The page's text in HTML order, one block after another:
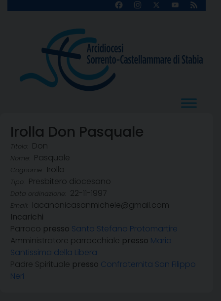
FacebookInstagram
X
YouTube
Feed
Irolla Don Pasquale
Titolo: Don
Nome: Pasquale
Cognome: Irolla
Tipo: Presbitero diocesano
Data ordinazione: 22-11-1997
Email:
lacanonicasanmichele@gmail.com
Incarichi
Parroco presso Santo Stefano Protomartire
Amministratore parrocchiale presso Maria
Santissima della Libera
Padre Spirituale presso Confraternita San Filippo
Neri